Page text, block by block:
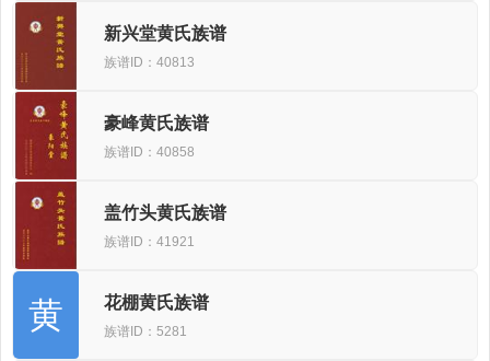
新兴堂黄氏族谱
族谱ID：40813
豪峰黄氏族谱
族谱ID：40858
盖竹头黄氏族谱
族谱ID：41921
黄 花棚黄氏族谱
族谱ID：5281